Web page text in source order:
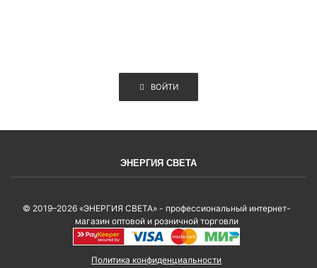
ВОЙТИ
ЭНЕРГИЯ СВЕТА
© 2019–2026 «ЭНЕРГИЯ СВЕТА» - профессиональный интернет-
магазин оптовой и розничной торговли
Политика конфиденциальности